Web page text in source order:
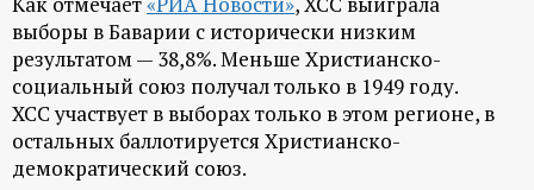
р
т
а
выборы в Баварии с исторически низким
результатом — 38,8%. Меньше Христианско-
социальный союз получал только в 1949 году.
ХСС участвует в выборах только в этом регионе, в
остальных баллотируется Христианско-
демократический союз.